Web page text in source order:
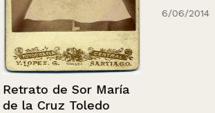
Retrato de Sor María
de la Cruz Toledo
6/06/2014